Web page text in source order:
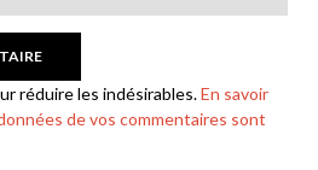
réduire les indésirables.En savoir
de vos commentaires sont